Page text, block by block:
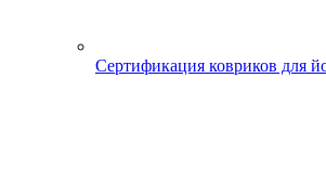
Сертификация ковриков для